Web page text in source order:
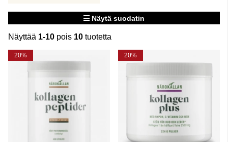
Näytä suodatin
Näyttää 1-10 pois 10 tuotetta
Tuotteet
20% 20%